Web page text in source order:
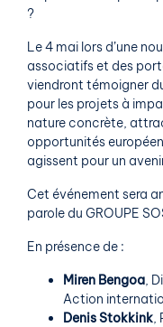
?
Le 4 mai lors d’une
associatifs et des
viendront témoigner
pour les projets à
nature concrète,
opportunités
agissent pour un
Cet événement sera
parole du GROUPE
En présence de :
Miren Bengoa,
Action
Denis Stokkink,